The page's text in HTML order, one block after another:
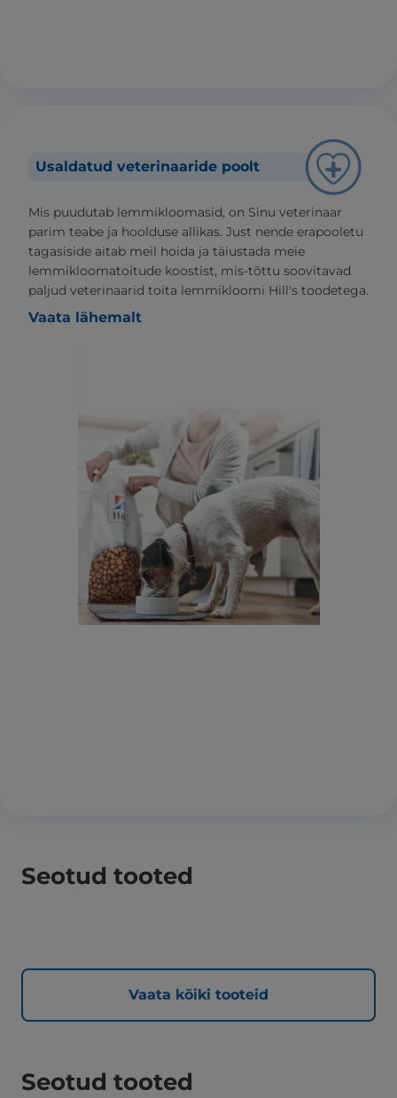
Usaldatud veterinaaride poolt
Mis puudutab lemmikloomasid, on Sinu veterinaar
parim teabe ja hoolduse allikas. Just nende erapooletu
tagasiside aitab meil hoida ja täiustada meie
lemmikloomatoitude koostist, mis-tõttu soovitavad
paljud veterinaarid toita lemmikloomi Hill's toodetega.
Vaata lähemalt
Seotud tooted
Vaata kõiki tooteid
Seotud tooted